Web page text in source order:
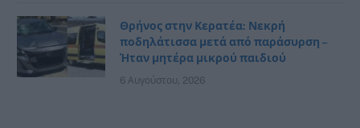
Θρήνος στην Κερατέα: Νεκρή
ποδηλάτισσα μετά από παράσυρση –
Ήταν μητέρα μικρού παιδιού
6 Αυγούστου, 2026